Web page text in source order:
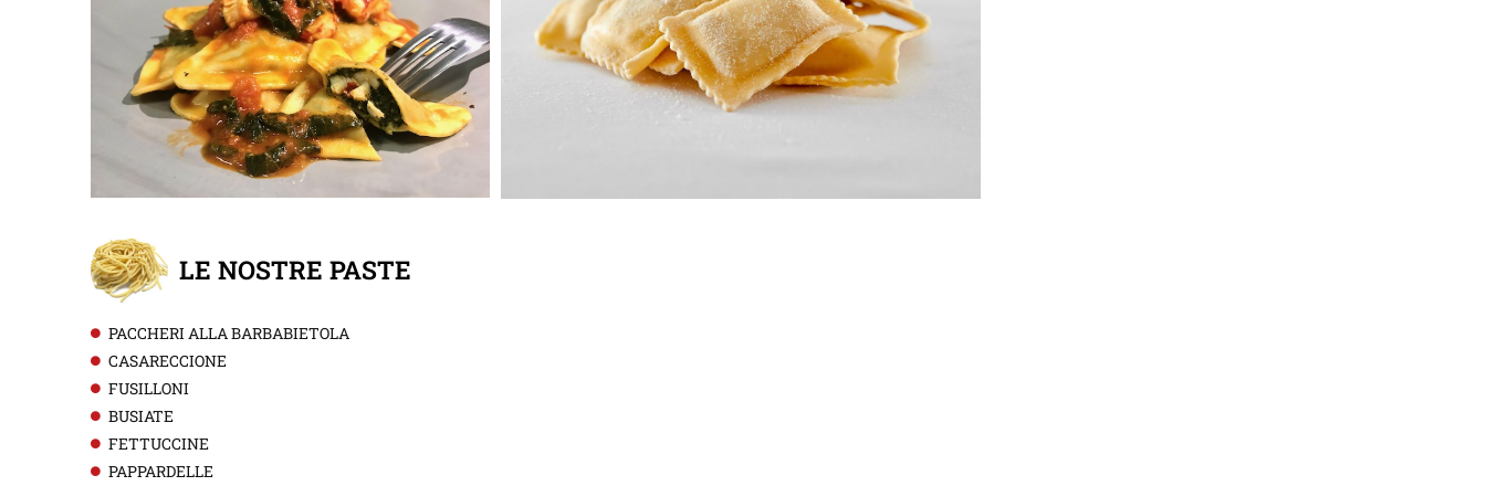
LE NOSTRE PASTE
PACCHERI ALLA BARBABIETOLA
CASARECCIONE
FUSILLONI
BUSIATE
FETTUCCINE
PAPPARDELLE